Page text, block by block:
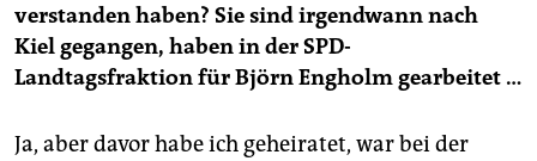
verstanden haben? Sie sind irgendwann nach
Kiel gegangen, haben in der SPD-
Landtagsfraktion für Björn Engholm gearbeitet …
Ja, aber davor habe ich geheiratet, war bei der